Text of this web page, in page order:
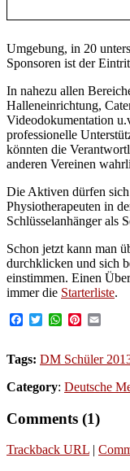
Umgebung, in 20
Sponsoren ist der
In nahezu allen
Halleneinrichtung,
Videodokumentation
professionelle
könnten die
anderen Vereinen
Die Aktiven dürfen
Physiotherapeuten in
Schlüsselanhänger als
Schon jetzt kann man
durchklicken und sich
einstimmen. Einen
immer die Starterliste.
Facebook
TwitterWhatsApp
Pinterest
Tags: DM Schüler
Category: Deutsche
Comments (1)
Trackback URL |